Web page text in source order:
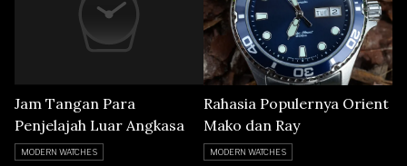
Jam Tangan Para
Penjelajah Luar Angkasa
MODERN WATCHES
Rahasia Populernya Orient
Mako dan Ray
MODERN WATCHES